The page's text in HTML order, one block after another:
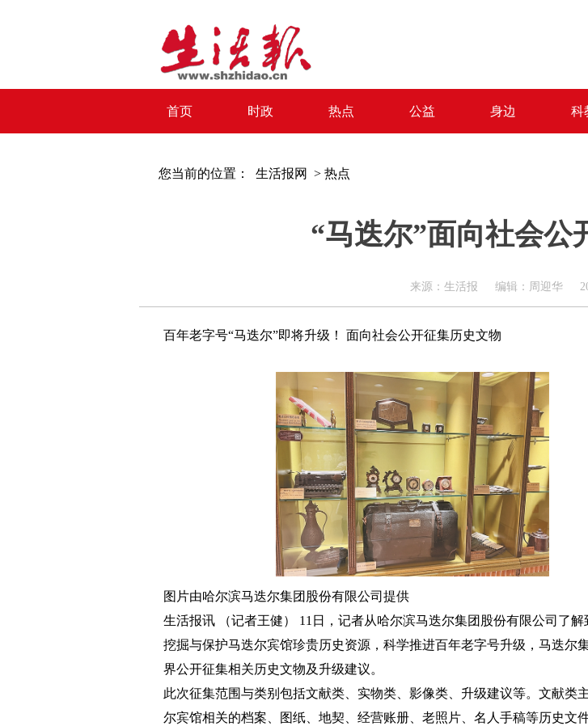
首页 时政 热点 公益 身边 科
您当前的位置： 生活报网 > 热点
“马迭尔”面向社会公
来源：生活报 编辑：周迎华
百年老字号“马迭尔”即将升级！ 面向社会公开征集历史文物
图片由哈尔滨马迭尔集团股份有限公司提供
生活报讯 （记者王健） 11日，记者从哈尔滨马迭尔集团股份有限公司了解
挖掘与保护马迭尔宾馆珍贵历史资源，科学推进百年老字号升级，马迭尔
界公开征集相关历史文物及升级建议。
此次征集范围与类别包括文献类、实物类、影像类、升级建议等。文献类
尔宾馆相关的档案、图纸、地契、经营账册、老照片、名人手稿等历史文